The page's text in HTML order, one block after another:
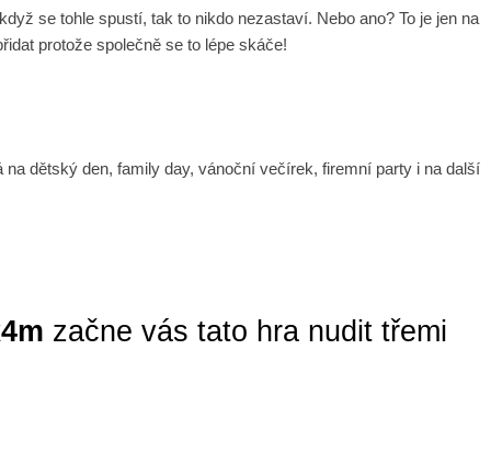
se tohle spustí, tak to nikdo nezastaví. Nebo ano? To je jen na
protože společně se to lépe skáče!
dětský den, family day, vánoční večírek, firemní party i na další
začne vás tato hra nudit třemi